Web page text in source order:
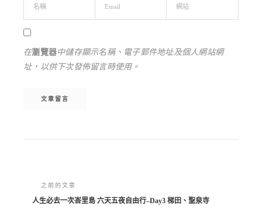
在瀏覽器中儲存顯示名稱、電子郵件地址及個人網站網
址，以供下次發佈留言時使用。
之前的文章
人生必去一次峇里島 六天五夜自由行–Day3 梯田、聖泉寺